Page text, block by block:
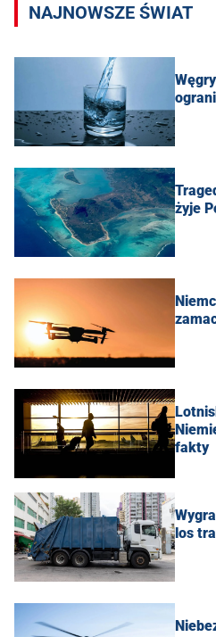
NAJNOWSZE ŚWIAT
żyje
fakty
los